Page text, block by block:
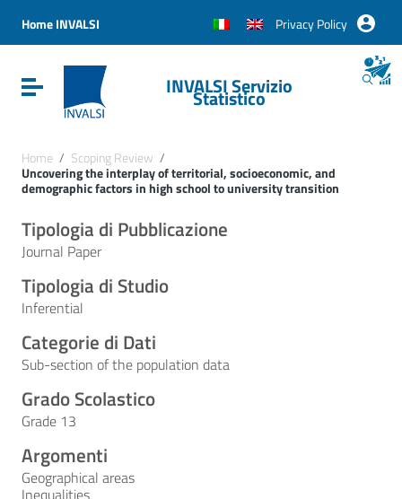
Vai al menu di navigazione
Vai al footer
Home INVALSI Privacy Policy
Attiva / disattiva la navigazioneINVALSI Servizio
Statistico
Home / Scoping Review /
Uncovering the interplay of territorial, socioeconomic, and
demographic factors in high school to university transition
Tipologia di Pubblicazione
Journal Paper
Tipologia di Studio
Inferential
Categorie di Dati
Sub-section of the population data
Grado Scolastico
Grade 13
Argomenti
Geographical areas
Inequalities